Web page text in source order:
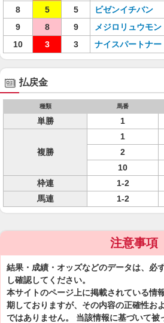
8
5 5 ビゼンイチバン
9
8 9 メジロリュウモン
10
3 3 ナイスパートナー
払戻金
種類 馬番
単勝 1
複勝
1
2
10
枠連
1-2
馬連
1-2
注意事項
結果・成績・オッズなどのデータは、必
し確認してください。
本サイトのページ上に掲載されている情
期しておりますが、その内容の正確性お
ではありません。 当該情報に基づいて被